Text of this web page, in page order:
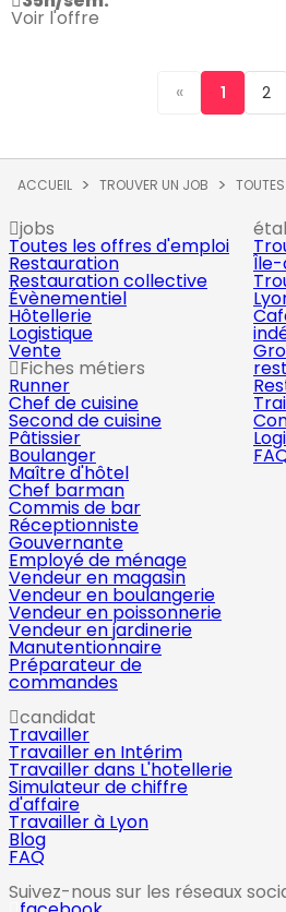
Voir l'offre
« 1 2
ACCUEIL TROUVER UN JOB
jobs
Toutes les offres d'emploi
Restauration
Restauration collective
Évènementiel
Hôtellerie
Logistique
Vente
Fiches métiers
Runner
Chef de cuisine
Second de cuisine
Pâtissier
Boulanger
Maître d'hôtel
Chef barman
Commis de bar
Réceptionniste
Gouvernante
Employé de ménage
Vendeur en magasin
Vendeur en boulangerie
Vendeur en poissonnerie
Vendeur en jardinerie
Manutentionnaire
Préparateur de
commandes
candidat
Travailler
Travailler en Intérim
Travailler dans L'hotellerie
Simulateur de chiffre
d'affaire
Travailler à Lyon
Blog
FAQ
Suivez-nous sur les réseaux